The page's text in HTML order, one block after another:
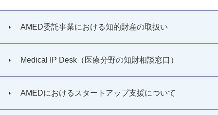
AMED委託事業における知的財産の取扱い
Medical IP Desk（医療分野の知財相談窓口）
AMEDにおけるスタートアップ支援について